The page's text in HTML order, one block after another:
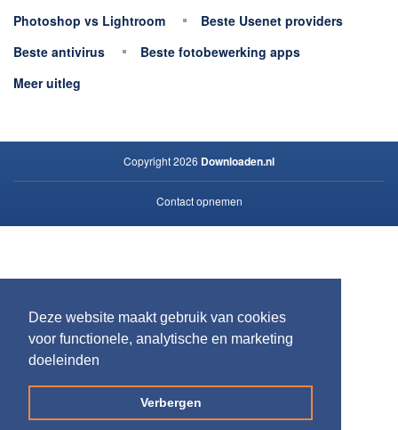
Deze website maakt gebruik van cookies
voor functionele, analytische en marketing
doeleinden
Verbergen
Photoshop vs Lightroom
Beste Usenet providers
Beste antivirus
Beste fotobewerking apps
Meer uitleg
Copyright 2026 Downloaden.nl
Contact opnemen